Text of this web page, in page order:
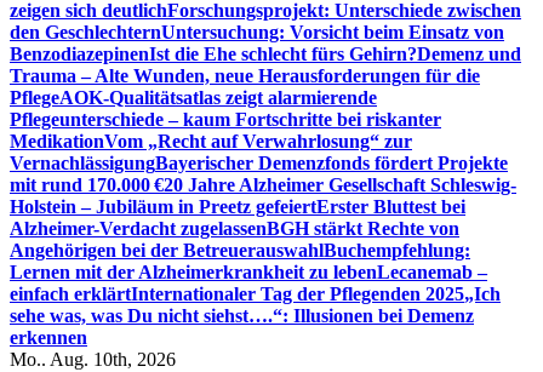
zeigen sich deutlichForschungsprojekt: Unterschiede zwischen
den GeschlechternUntersuchung: Vorsicht beim Einsatz von
BenzodiazepinenIst die Ehe schlecht fürs Gehirn?Demenz und
Trauma – Alte Wunden, neue Herausforderungen für die
PflegeAOK-Qualitätsatlas zeigt alarmierende
Pflegeunterschiede – kaum Fortschritte bei riskanter
MedikationVom „Recht auf Verwahrlosung“ zur
VernachlässigungBayerischer Demenzfonds fördert Projekte
mit rund 170.000 €20 Jahre Alzheimer Gesellschaft Schleswig-
Holstein – Jubiläum in Preetz gefeiertErster Bluttest bei
Alzheimer-Verdacht zugelassenBGH stärkt Rechte von
Angehörigen bei der BetreuerauswahlBuchempfehlung:
Lernen mit der Alzheimerkrankheit zu lebenLecanemab –
einfach erklärtInternationaler Tag der Pflegenden 2025„Ich
sehe was, was Du nicht siehst….“: Illusionen bei Demenz
erkennen
Mo.. Aug. 10th, 2026